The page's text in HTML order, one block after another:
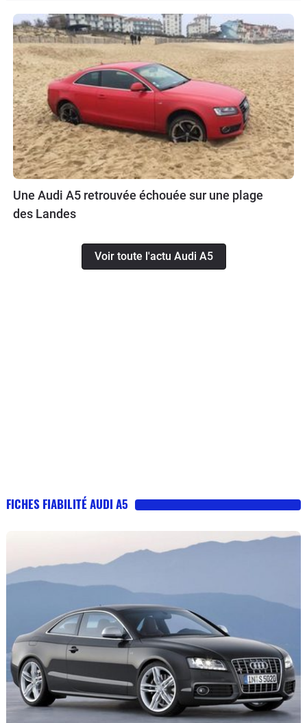
Une Audi A5 retrouvée échouée sur une plage
des Landes
Voir toute l'actu Audi A5
FICHES FIABILITÉ AUDI A5